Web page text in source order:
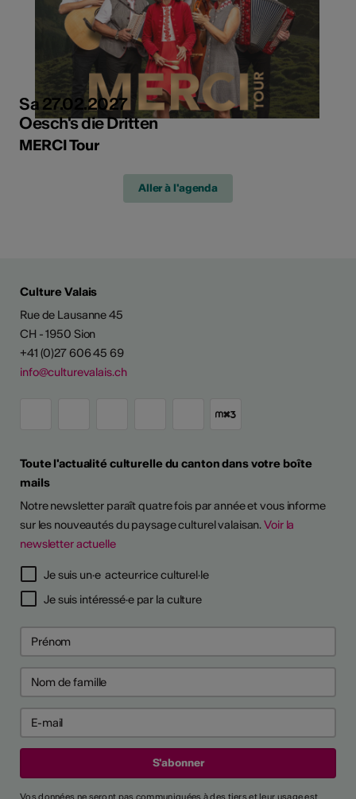
Sa 27.02.2027
Oesch's die Dritten
MERCI Tour
Aller à l'agenda
Culture Valais
Rue de Lausanne 45
CH - 1950 Sion
+41 (0)27 606 45 69
info@culturevalais.ch
Toute l'actualité culturelle du canton dans votre boîte
mails
Notre newsletter paraît quatre fois par année et vous informe
sur les nouveautés du paysage culturel valaisan.Voir la
newsletter actuelle
Je suis un·e acteur·rice culturel·le
Je suis intéressé·e par la culture
Vos données ne seront pas communiquées à des tiers et leur usage est